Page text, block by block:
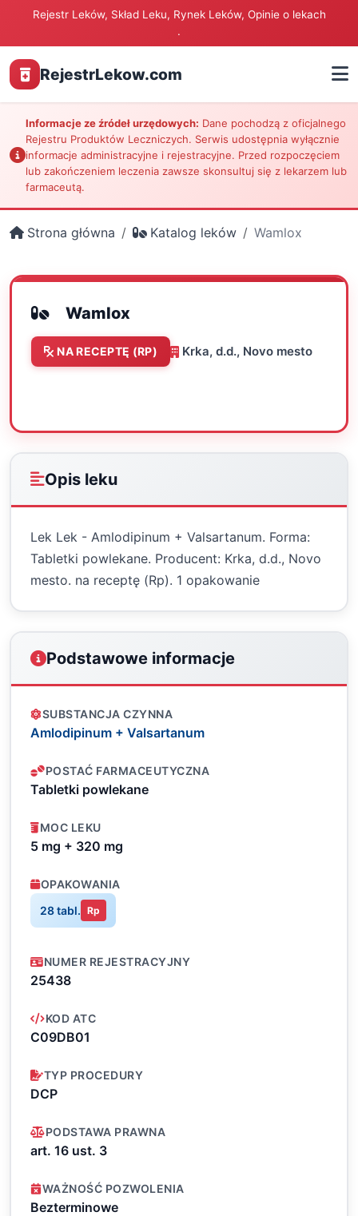
Rejestr Leków, Skład Leku, Rynek Leków, Opinie o lekach
.
RejestrLekow.com
Informacje ze źródeł urzędowych: Dane pochodzą z oficjalnego
Rejestru Produktów Leczniczych. Serwis udostępnia wyłącznie
informacje administracyjne i rejestracyjne. Przed rozpoczęciem
lub zakończeniem leczenia zawsze skonsultuj się z lekarzem lub
farmaceutą.
Strona główna Katalog leków Wamlox
Wamlox
NA RECEPTĘ (RP) Krka, d.d., Novo mesto
Opis leku
Lek Lek - Amlodipinum + Valsartanum. Forma:
Tabletki powlekane. Producent: Krka, d.d., Novo
mesto. na receptę (Rp). 1 opakowanie
Podstawowe informacje
SUBSTANCJA CZYNNA
Amlodipinum + Valsartanum
POSTAĆ FARMACEUTYCZNA
Tabletki powlekane
MOC LEKU
5 mg + 320 mg
OPAKOWANIA
28 tabl. Rp
NUMER REJESTRACYJNY
25438
KOD ATC
C09DB01
TYP PROCEDURY
DCP
PODSTAWA PRAWNA
art. 16 ust. 3
WAŻNOŚĆ POZWOLENIA
Bezterminowe